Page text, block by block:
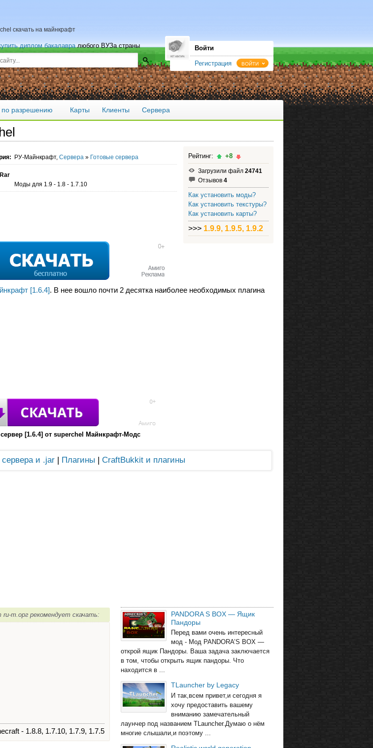
скачать на майнкрафт
диплом бакалавралюбого ВУЗа страны Войти
Регистрация ВОЙТИ
по разрешению Карты Клиенты Сервера
РУ-Майнкрафт, Сервера » Готовые сервера
Моды для 1.9 - 1.8 - 1.7.10
Рейтинг: +8
Загрузили файл 24741
Отзывов 4
Как установить моды?
Как установить текстуры?
Как установить карты?
>>> 1.9.9, 1.9.5, 1.9.2
[1.6.4]. В нее вошло почти 2 десятка наиболее необходимых плагина
[1.6.4] от superchel Майнкрафт-Модс
и .jar Плагины CraftBukkit и плагины
m.орг рекомендует скачать:
- 1.8.8, 1.7.10, 1.7.9, 1.7.5
PANDORA S BOX — Ящик
Пандоры
Перед вами очень интересный
мод - Мод PANDORA’S BOX —
открой ящик Пандоры. Ваша задача заключается
в том, чтобы открыть ящик пандоры. Что
находится в ...
TLauncher by Legacy
И так,всем привет,и сегодня я
хочу предоставить вашему
вниманию замечательный
лаунчер под названием TLauncher.Думаю о нём
многие слышали,и поэтому ...